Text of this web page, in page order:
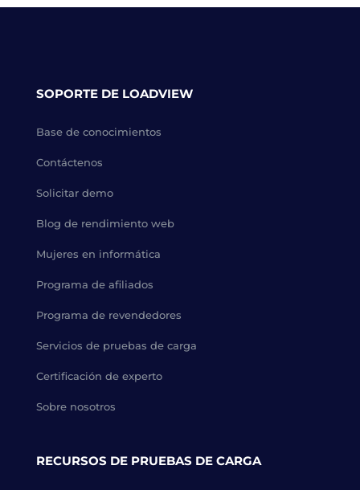
SOPORTE DE LOADVIEW
Base de conocimientos
Contáctenos
Solicitar demo
Blog de rendimiento web
Mujeres en informática
Programa de afiliados
Programa de revendedores
Servicios de pruebas de carga
Certificación de experto
Sobre nosotros
RECURSOS DE PRUEBAS DE CARGA